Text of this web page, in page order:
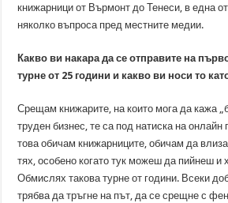
книжарници от Върмонт до Тенеси, в една
няколко въпроса пред местните медии.
Какво ви накара да се отправите на
турне от 25 години и какво ви носи то
Срещам книжарите, на които мога да кажа
труден бизнес, те са под натиска на онлайн
това обичам книжарниците, обичам да
тях, особено когато тук можеш да пийнеш и
Обмислях такова турне от години. Всеки
трябва да тръгне на път, да се срещне с